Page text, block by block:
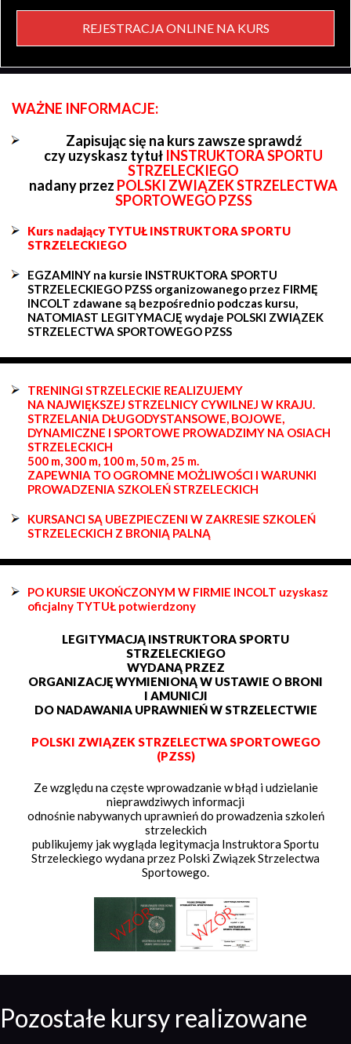
REJESTRACJA ONLINE NA KURS
WAŻNE INFORMACJE:
Zapisując się na kurs zawsze sprawdź
czy uzyskasz tytuł INSTRUKTORA SPORTU
STRZELECKIEGO
nadany przez POLSKI ZWIĄZEK STRZELECTWA
SPORTOWEGO PZSS
Kurs nadający TYTUŁ INSTRUKTORA SPORTU
STRZELECKIEGO
EGZAMINY na kursie INSTRUKTORA SPORTU
STRZELECKIEGO PZSS organizowanego przez FIRMĘ
INCOLT zdawane są bezpośrednio podczas kursu,
NATOMIAST LEGITYMACJĘ wydaje POLSKI ZWIĄZEK
STRZELECTWA SPORTOWEGO PZSS
TRENINGI STRZELECKIE REALIZUJEMY
NA NAJWIĘKSZEJ STRZELNICY CYWILNEJ W KRAJU.
STRZELANIA DŁUGODYSTANSOWE, BOJOWE,
DYNAMICZNE I SPORTOWE PROWADZIMY NA OSIACH
STRZELECKICH
500 m, 300 m, 100 m, 50 m, 25 m.
ZAPEWNIA TO OGROMNE MOŻLIWOŚCI I WARUNKI
PROWADZENIA SZKOLEŃ STRZELECKICH
KURSANCI SĄ UBEZPIECZENI W ZAKRESIE SZKOLEŃ
STRZELECKICH Z BRONIĄ PALNĄ
PO KURSIE UKOŃCZONYM W FIRMIE INCOLT uzyskasz
oficjalny TYTUŁ potwierdzony
LEGITYMACJĄ INSTRUKTORA SPORTU
STRZELECKIEGO
WYDANĄ PRZEZ
ORGANIZACJĘ WYMIENIONĄ W USTAWIE O BRONI
I AMUNICJI
DO NADAWANIA UPRAWNIEŃ W STRZELECTWIE
POLSKI ZWIĄZEK STRZELECTWA SPORTOWEGO
(PZSS)
Ze względu na częste wprowadzanie w błąd i udzielanie
nieprawdziwych informacji
odnośnie nabywanych uprawnień do prowadzenia szkoleń
strzeleckich
publikujemy jak wygląda legitymacja Instruktora Sportu
Strzeleckiego wydana przez Polski Związek Strzelectwa
Sportowego.
Pozostałe kursy realizowane